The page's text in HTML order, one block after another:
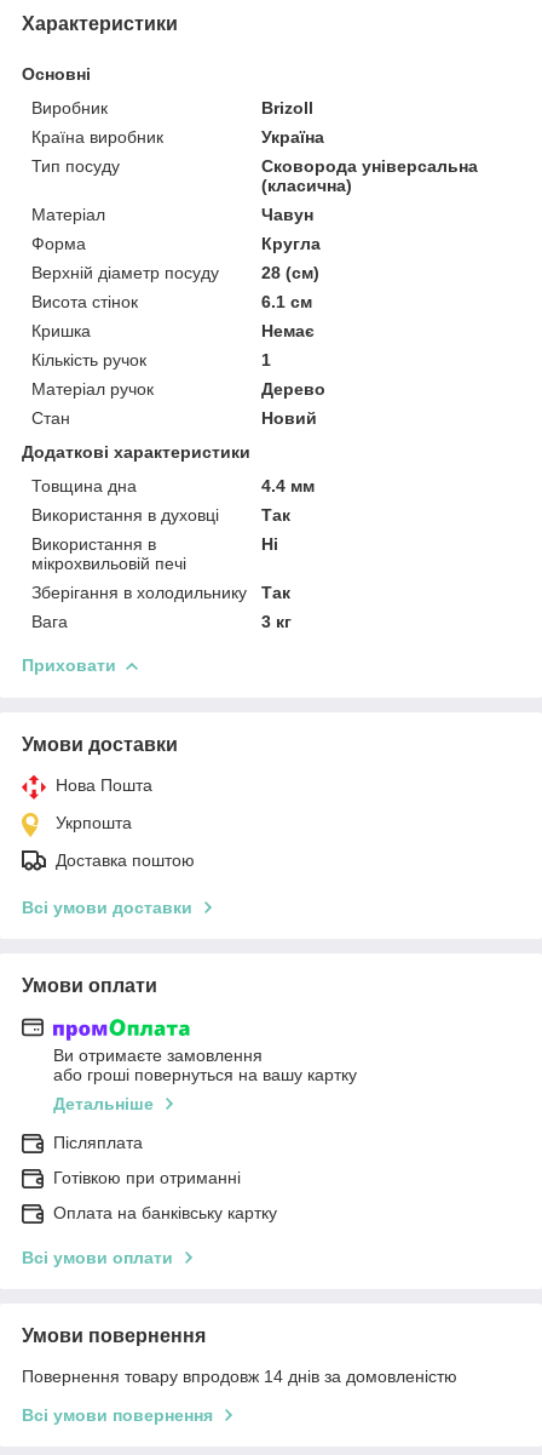
Характеристики
Основні
Виробник
Brizoll
Країна виробник
Україна
Тип посуду
Сковорода універсальна
(класична)
Матеріал
Чавун
Форма
Кругла
Верхній діаметр посуду
28 (см)
Висота стінок
6.1 см
Кришка
Немає
Кількість ручок
1
Матеріал ручок
Дерево
Стан
Новий
Додаткові характеристики
Товщина дна
4.4 мм
Використання в духовці
Так
Використання в
мікрохвильовій печі
Ні
Зберігання в холодильнику
Так
Вага
3 кг
Приховати
Умови доставки
Нова Пошта
Укрпошта
Доставка поштою
Всі умови доставки
Умови оплати
Ви отримаєте замовлення
або гроші повернуться на вашу картку
Детальніше
Післяплата
Готівкою при отриманні
Оплата на банківську картку
Всі умови оплати
Умови повернення
Повернення товару впродовж 14 днів за домовленістю
Всі умови повернення